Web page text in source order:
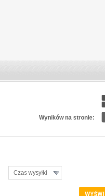
Wyników na stronie:
Czas wysyłki